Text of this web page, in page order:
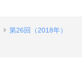
第26回（2018年）